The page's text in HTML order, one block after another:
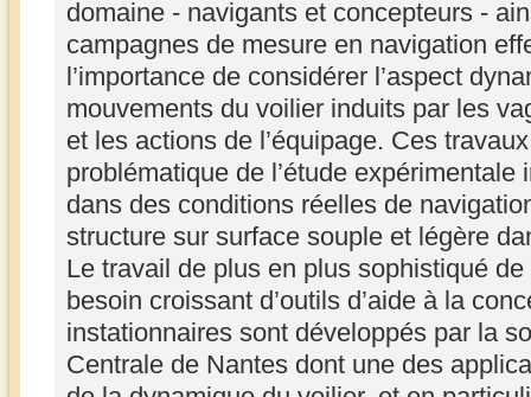
domaine - navigants et concepteurs -
campagnes de mesure en navigation
l’importance de considérer l’aspect
mouvements du voilier induits par les
et les actions de l’équipage. Ces
problématique de l’étude
dans des conditions réelles de
structure sur surface souple et légère
Le travail de plus en plus sophistiqué
besoin croissant d’outils d’aide à la
instationnaires sont développés par la
Centrale de Nantes dont une des